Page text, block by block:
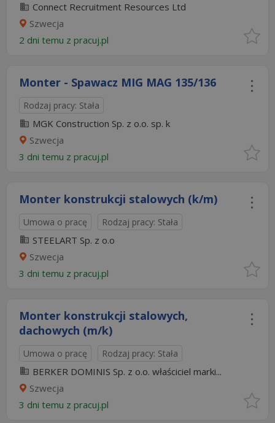
Connect Recruitment Resources Ltd
Szwecja
2 dni temu z pracuj.pl
Monter - Spawacz MIG MAG 135/136
Rodzaj pracy: Stała
MGK Construction Sp. z o.o. sp. k
Szwecja
3 dni temu z pracuj.pl
Monter konstrukcji stalowych (k/m)
Umowa o pracę Rodzaj pracy: Stała
STEELART Sp. z o.o
Szwecja
3 dni temu z pracuj.pl
Monter konstrukcji stalowych,
dachowych (m/k)
Umowa o pracę Rodzaj pracy: Stała
BERKER DOMINIS Sp. z o.o. właściciel marki...
Szwecja
3 dni temu z pracuj.pl